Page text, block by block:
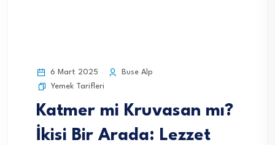
6 Mart 2025
Buse Alp
Yemek Tarifleri
Katmer mi Kruvasan mı?
İkisi Bir Arada: Lezzet